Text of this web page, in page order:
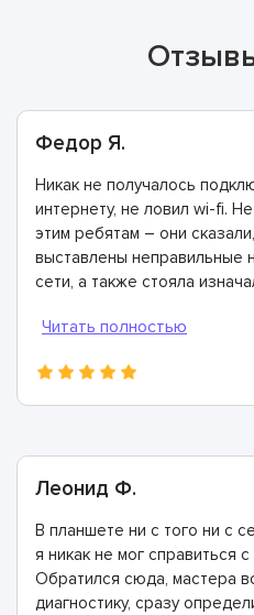
Федор Я.
Никак не получалось
интернету, не ловил wi-fi.
этим ребятам – они
выставлены неправильные
сети, а также стояла
работает как надо! Всем
Леонид Ф.
В планшете ни с того ни с
я никак не мог справиться
Обратился сюда, мастера
диагностику, сразу